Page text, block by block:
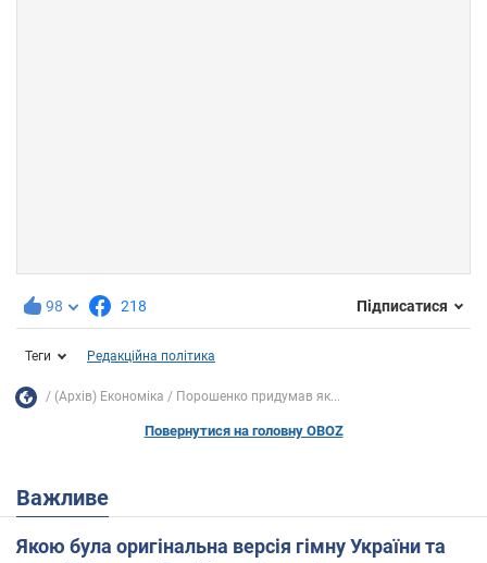
98 218 Підписатися
Теги Редакційна політика
(Архів) Економіка Порошенко придумав як...
Повернутися на головну OBOZ
Важливе
Якою була оригінальна версія гімну України та